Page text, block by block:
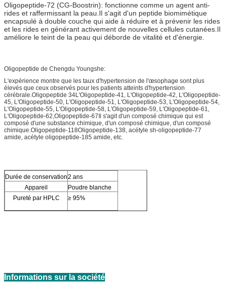
Oligopeptide-72 (CG-Boostrin): fonctionne comme un agent anti-
rides et raffermissant la peau.Il s'agit d'un peptide biomimétique
encapsulé à double couche qui aide à réduire et à prévenir les rides
et les rides en générant activement de nouvelles cellules cutanées.Il
améliore le teint de la peau qui déborde de vitalité et d'énergie.
Oligopeptide de Chengdu Youngshe:
L'expérience montre que les taux d'hypertension de l'œsophage sont plus
élevés que ceux observés pour les patients atteints d'hypertension
cérébrale.Oligopeptide 34L'Oligopeptide-41, L'Oligopeptide-42, L'Oligopeptide-
45, L'Oligopeptide-50, L'Oligopeptide-51, L'Oligopeptide-53, L'Oligopeptide-54,
L'Oligopeptide-55, L'Oligopeptide-58, L'Oligopeptide-59, L'Oligopeptide-61,
L'Oligopeptide-62,Oligopeptide-67Il s'agit d'un composé chimique qui est
composé d'une substance chimique, d'un composé chimique, d'un composé
chimique.Oligopeptide-118Oligopeptide-138, acétyle sh-oligopeptide-77
amide, acétyle oligopeptide-185 amide, etc.
Durée de conservation2 ans
Appareil
Poudre blanche
Pureté par HPLC
≥ 95%
Informations sur la société